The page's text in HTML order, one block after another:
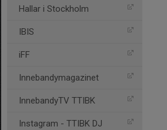
Hallar i Stockholm
IBIS
iFF
Innebandymagazinet
InnebandyTV TTIBK
Instagram - TTIBK DJ